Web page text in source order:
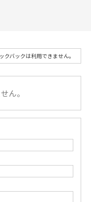
クバックは利用できません。
ん。